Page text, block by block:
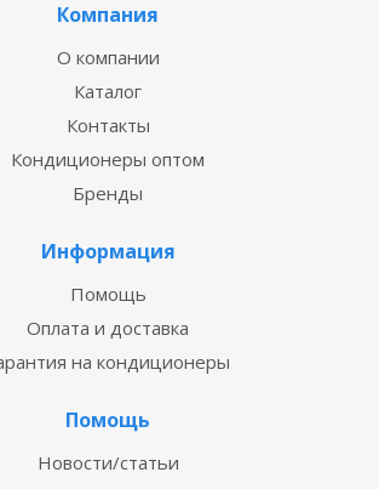
Компания
О компании
Каталог
Контакты
Кондиционеры оптом
Бренды
Информация
Помощь
Оплата и доставка
на кондиционеры
Помощь
Новости/статьи